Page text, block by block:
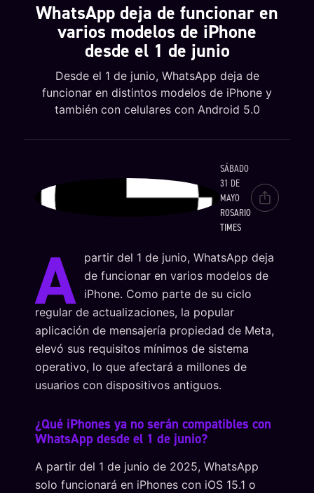
WhatsApp deja de funcionar en
varios modelos de iPhone
desde el 1 de junio
Desde el 1 de junio, WhatsApp deja de
funcionar en distintos modelos de iPhone y
también con celulares con Android 5.0
SÁBADO
31 DE
MAYO
ROSARIO
TIMES
A
partir del 1 de junio, WhatsApp deja
de funcionar en varios modelos de
iPhone. Como parte de su ciclo
regular de actualizaciones, la popular
aplicación de mensajería propiedad de Meta,
elevó sus requisitos mínimos de sistema
operativo, lo que afectará a millones de
usuarios con dispositivos antiguos.
¿Qué iPhones ya no serán compatibles con
WhatsApp desde el 1 de junio?
A partir del 1 de junio de 2025, WhatsApp
solo funcionará en iPhones con iOS 15.1 o